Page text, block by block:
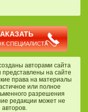
СПЕЦИАЛИСТА
авторами сайта
на сайте
права на материалы
или полное
разрешения
редакции может не
авторов.